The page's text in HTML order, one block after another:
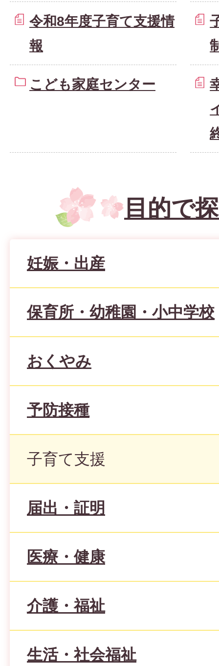
令和8年度子育て支援情
報
こども家庭センター
目的で
妊娠・出産
保育所・幼稚園・小中学校
おくやみ
予防接種
子育て支援
届出・証明
医療・健康
介護・福祉
生活・社会福祉